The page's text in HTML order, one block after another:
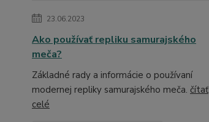
23.06.2023
Ako používať repliku samurajského
meča?
Základné rady a informácie o používaní
modernej repliky samurajského meča. čítať
celé